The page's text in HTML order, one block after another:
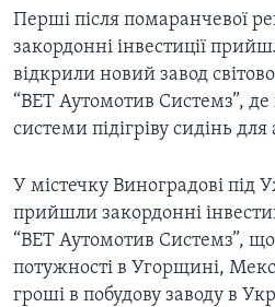
до
Пошуку
ВІЙНА - ЦЕ ОСОБИСТЕ
УКРАЇНЦІ У СВІТІ
НАУКА
ЗДОРОВ'Я
КУЛЬТУРА
СУСПІЛЬСТВО
ЕКОНОМІКА
ІСТОРІЇ УСПІХУ УКРАЇНЦІВ
УКРАЇНЦІ В АМЕРИЦІ
УКРАЇНА
ІНТЕРВ'Ю
ВІДЕО
ТЕЛЕПРОГРАМИ
ЧАС-TIME
ENGLISH
Перші після помаранчевої
закордонні інвестиції
відкрили новий завод
“ВЕТ Аутомотив Системз”,
системи підігріву сидінь для
У містечку Виноградові під
прийшли закордонні
“ВЕТ Аутомотив Системз”,
потужності в Угорщині,
гроші в побудову заводу в